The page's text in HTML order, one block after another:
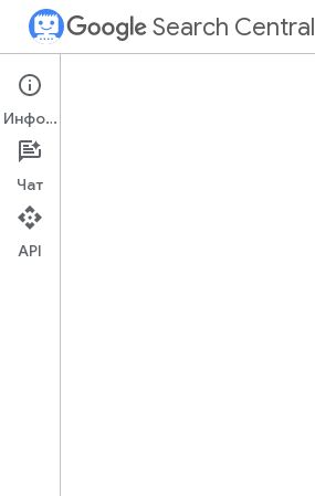
Search Central
Documentation
Основы поисковой
Информация
Чат
API